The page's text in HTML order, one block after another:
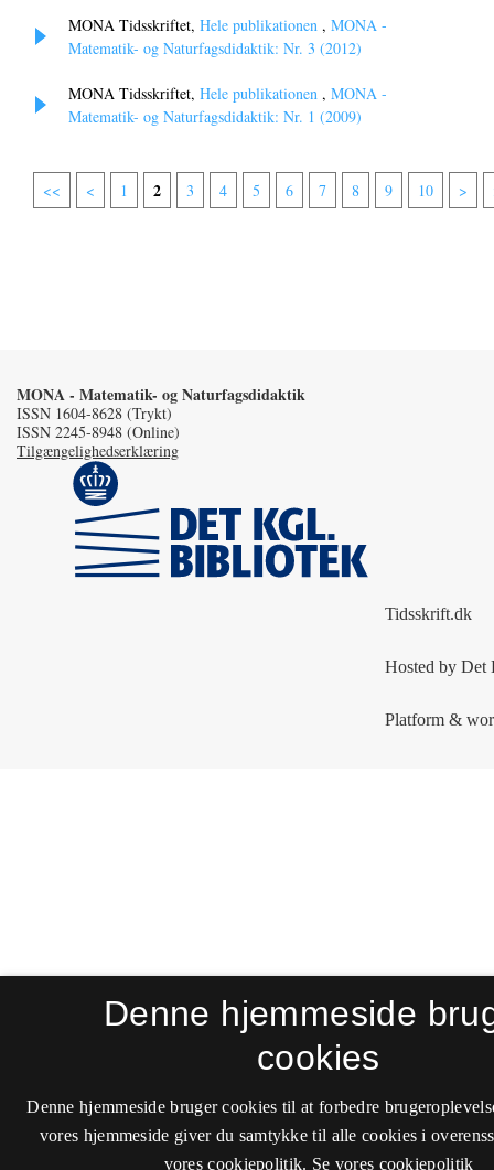
MONA Tidsskriftet, Hele publikationen , MONA -
Matematik- og Naturfagsdidaktik: Nr. 3 (2012)
MONA Tidsskriftet, Hele publikationen , MONA -
Matematik- og Naturfagsdidaktik: Nr. 1 (2009)
<< < 1 2 3 4 5 6 7 8 9 10 >
MONA - Matematik- og Naturfagsdidaktik
ISSN 1604-8628 (Trykt)
ISSN 2245-8948 (Online)
Tilgængelighedserklæring
Denne hjemmeside
cookies
Denne hjemmeside bruger cookies til at forbedre
vores hjemmeside giver du samtykke til alle cookies i
vores cookiepolitik. Se vores cookiepolitik